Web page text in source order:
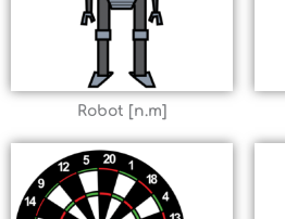
Robot [n.m]